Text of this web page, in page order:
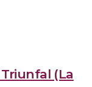
(La